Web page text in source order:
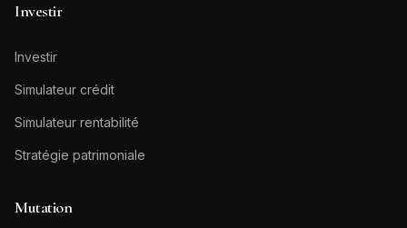
Investir
Investir
Simulateur crédit
Simulateur rentabilité
Stratégie patrimoniale
Mutation